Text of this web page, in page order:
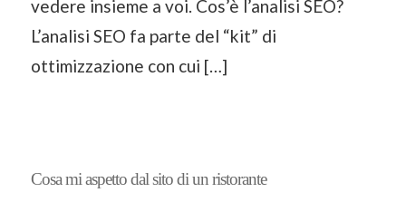
vedere insieme a voi. Cos’è l’analisi SEO?
L’analisi SEO fa parte del “kit” di
ottimizzazione con cui […]
Cosa mi aspetto dal sito di un ristorante